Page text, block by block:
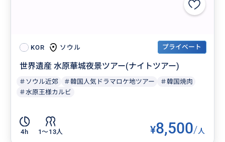
KOR ソウル プライベート
世界遺産 水原華城夜景ツアー(ナイトツアー)
＃ソウル近郊 ＃韓国人気ドラマロケ地ツアー
＃韓国焼肉
＃水原王様カルビ
4h 1〜13人 ¥8,500/人